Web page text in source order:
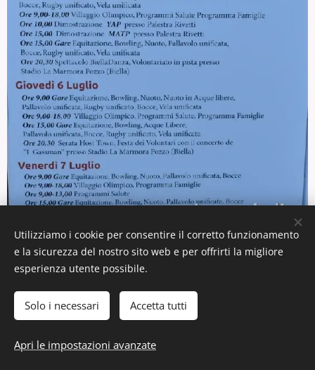
Programma Special Olympics Italia a Biella
Utilizziamo i cookie per consentire il corretto funzionamento
e la sicurezza del nostro sito web e per offrirti la migliore
esperienza utente possibile.
Solo i necessari Accetta tutti
Apri le impostazioni avanzate